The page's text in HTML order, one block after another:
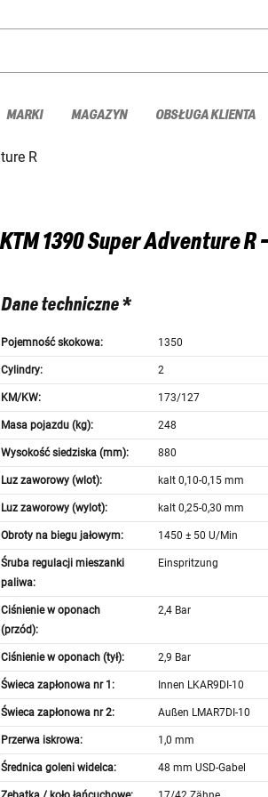
MARKI MAGAZYN OBSŁUGA KLIENTA
R
KTM 1390 Super Adventure R
Dane techniczne *
Pojemność skokowa: 1350
Cylindry: 2
KM/KW: 173/127
Masa pojazdu (kg): 248
Wysokość siedziska (mm): 880
Luz zaworowy (wlot): kalt 0,10-0,15 mm
Luz zaworowy (wylot): kalt 0,25-0,30 mm
Obroty na biegu jałowym: 1450 ± 50 U/Min
Śruba regulacji mieszanki
paliwa:
Einspritzung
Ciśnienie w oponach
(przód):
2,4 Bar
Ciśnienie w oponach (tył): 2,9 Bar
Świeca zapłonowa nr 1: Innen LKAR9DI-10
Świeca zapłonowa nr 2: Außen LMAR7DI-10
Przerwa iskrowa: 1,0 mm
Średnica goleni widelca: 48 mm USD-Gabel